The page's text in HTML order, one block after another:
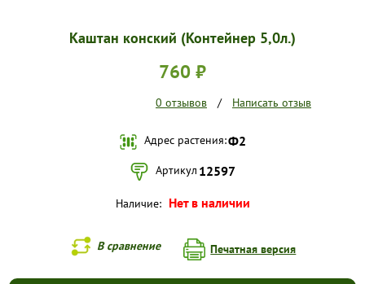
Каштан конский (Контейнер 5,0л.)
760 ₽
0 отзывов / Написать отзыв
Адрес растения:Ф2
Артикул 12597
Наличие: Нет в наличии
В сравнение Печатная версия